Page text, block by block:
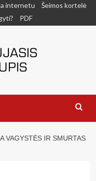
internetu
Šeimos kortelė
PDF
VAGYSTĖS IR SMURTAS